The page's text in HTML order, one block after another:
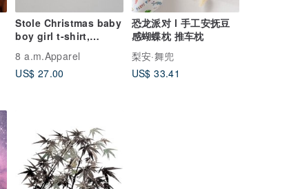
Stole Christmas baby
boy girl t-shirt,
Holiday baby
clothes, Christmas
baby gift
8 a.m.Apparel
US$ 27.00
恐龙派对 l 手工安抚豆
感蝴蝶枕 推车枕
梨安·舞兜
US$ 33.41